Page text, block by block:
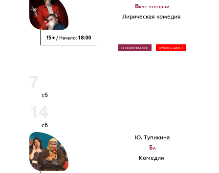
15+ / Начало: 18:00
Вкус черешни
Лирическая комедия
БРОНИРОВАНИЕ КУПИТЬ БИЛЕТ
сб
сб
Ю. Тупикина
Ба
Комедия